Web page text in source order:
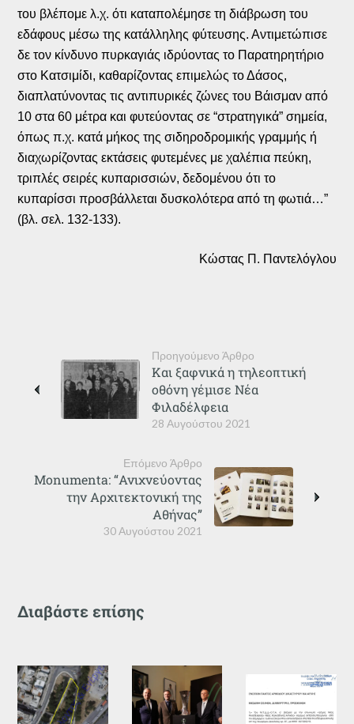
του βλέπομε λ.χ. ότι καταπολέμησε τη διάβρωση του
εδάφους μέσω της κατάλληλης φύτευσης. Αντιμετώπισε
δε τον κίνδυνο πυρκαγιάς ιδρύοντας το Παρατηρητήριο
στο Κατσιμίδι, καθαρίζοντας επιμελώς το Δάσος,
διαπλατύνοντας τις αντιπυρικές ζώνες του Βάισμαν από
10 στα 60 μέτρα και φυτεύοντας σε “στρατηγικά” σημεία,
όπως π.χ. κατά μήκος της σιδηροδρομικής γραμμής ή
διαχωρίζοντας εκτάσεις φυτεμένες με χαλέπια πεύκη,
τριπλές σειρές κυπαρισσιών, δεδομένου ότι το
κυπαρίσσι προσβάλλεται δυσκολότερα από τη φωτιά…”
(βλ. σελ. 132-133).
Κώστας Π. Παντελόγλου
Προηγούμενο Άρθρο
28 Αυγούστου 2021
Και ξαφνικά η τηλεοπτική
οθόνη γέμισε Νέα
Φιλαδέλφεια
Επόμενο Άρθρο
30 Αυγούστου 2021
Monumenta: “Ανιχνεύοντας
την Αρχιτεκτονική της
Αθήνας”
Διαβάστε επίσης